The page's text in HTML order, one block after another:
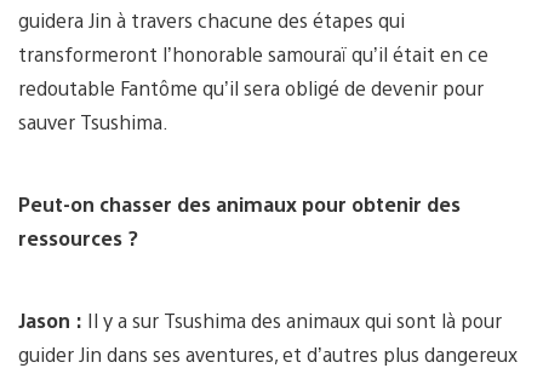
guidera Jin à travers chacune des étapes qui
transformeront l’honorable samouraï qu’il était en ce
redoutable Fantôme qu’il sera obligé de devenir pour
sauver Tsushima.
Peut-on chasser des animaux pour obtenir des
ressources ?
Jason : Il y a sur Tsushima des animaux qui sont là pour
guider Jin dans ses aventures, et d’autres plus dangereux